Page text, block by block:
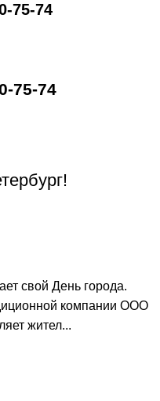
75-74
75-74
свой День города.
компании ООО
жител...